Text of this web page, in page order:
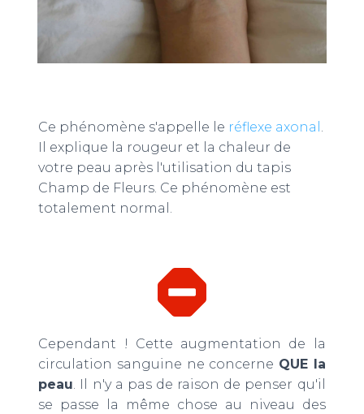
Ce phénomène s'appelle le réflexe axonal .
Il explique la rougeur et la chaleur de
votre peau après l'utilisation du tapis
Champ de Fleurs. Ce phénomène est
totalement normal.
Cependant ! Cette augmentation de la
circulation sanguine ne concerne QUE la
peau. Il n'y a pas de raison de penser qu'il
se passe la même chose au niveau des